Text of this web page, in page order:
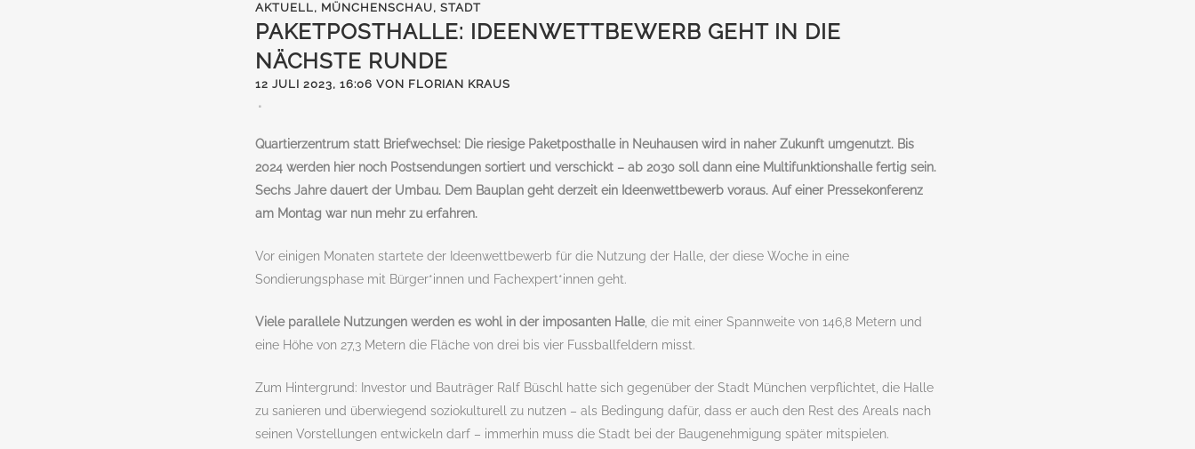
AKTUELL, MÜNCHENSCHAU, STADT
PAKETPOSTHALLE: IDEENWETTBEWERB GEHT IN DIE
NÄCHSTE RUNDE
12 JULI 2023, 16:06 VON FLORIAN KRAUS
Quartierzentrum statt Briefwechsel: Die riesige Paketposthalle in Neuhausen wird in naher Zukunft umgenutzt. Bis
2024 werden hier noch Postsendungen sortiert und verschickt – ab 2030 soll dann eine Multifunktionshalle fertig sein.
Sechs Jahre dauert der Umbau. Dem Bauplan geht derzeit ein Ideenwettbewerb voraus. Auf einer Pressekonferenz
am Montag war nun mehr zu erfahren.
Vor einigen Monaten startete der Ideenwettbewerb für die Nutzung der Halle, der diese Woche in eine
Sondierungsphase mit Bürger*innen und Fachexpert*innen geht.
Viele parallele Nutzungen werden es wohl in der imposanten Halle, die mit einer Spannweite von 146,8 Metern und
eine Höhe von 27,3 Metern die Fläche von drei bis vier Fussballfeldern misst.
Zum Hintergrund: Investor und Bauträger Ralf Büschl hatte sich gegenüber der Stadt München verpflichtet, die Halle
zu sanieren und überwiegend soziokulturell zu nutzen – als Bedingung dafür, dass er auch den Rest des Areals nach
seinen Vorstellungen entwickeln darf – immerhin muss die Stadt bei der Baugenehmigung später mitspielen.